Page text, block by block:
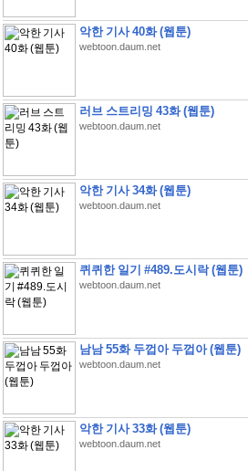
악한 기사 40화 (웹툰)
webtoon.daum.net
러브 스트리밍 43화 (웹툰)
webtoon.daum.net
악한 기사 34화 (웹툰)
webtoon.daum.net
퀴퀴한 일기 #489.도시락 (웹툰)
webtoon.daum.net
남남 55화 두껍아 두껍아 (웹툰)
webtoon.daum.net
악한 기사 33화 (웹툰)
webtoon.daum.net